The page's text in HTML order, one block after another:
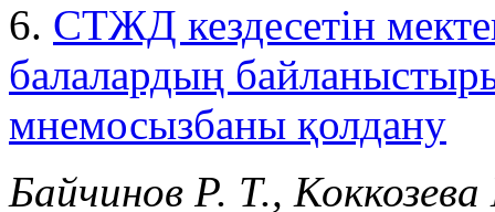
6. СТЖД кездесетін
балалардың
мнемосызбаны қолдану
Байчинов Р. Т.,